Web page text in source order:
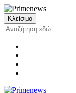
Κλείσιμο